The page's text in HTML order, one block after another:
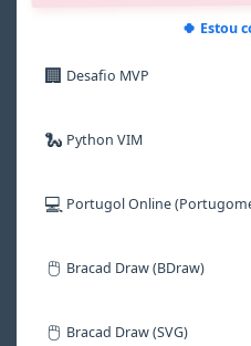
🍀 Estou
🏢 Desafio MVP
🐍 Python VIM
💻 Portugol Online
🖱️ Bracad Draw (BDraw)
🖱️ Bracad Draw (SVG)